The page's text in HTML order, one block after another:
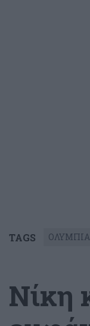
TAGS
Νίκη